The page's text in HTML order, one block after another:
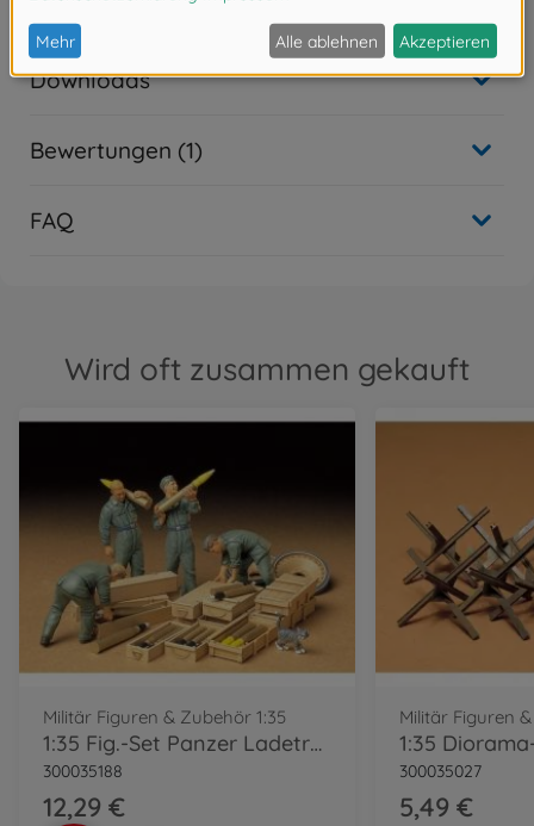
Downloads
Bewertungen (1)
FAQ
Wird oft zusammen gekauft
Militär Figuren & Zubehör 1:35
1:35 Fig.-Set Panzer Ladetruppe (4)
300035188
12,29 €
Militär Figuren
300035027
5,49 €